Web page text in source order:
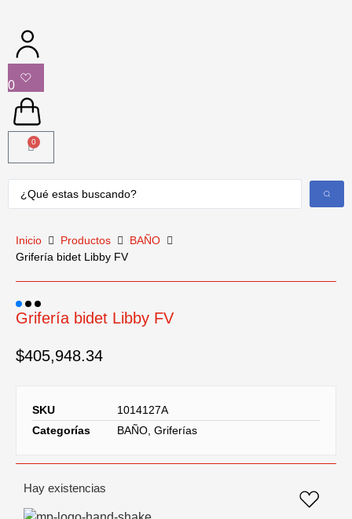
0
0
Inicio Productos
BAÑO
Grifería bidet Libby FV
Grifería bidet Libby FV
$405,948.34
SKU
1014127A
Categorías
BAÑO Griferías
Hay existencias